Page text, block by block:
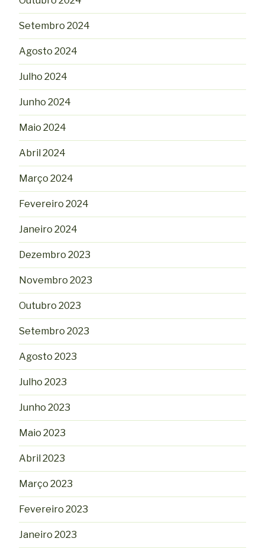
Setembro 2024
Agosto 2024
Julho 2024
Junho 2024
Maio 2024
Abril 2024
Março 2024
Fevereiro 2024
Janeiro 2024
Dezembro 2023
Novembro 2023
Outubro 2023
Setembro 2023
Agosto 2023
Julho 2023
Junho 2023
Maio 2023
Abril 2023
Março 2023
Fevereiro 2023
Janeiro 2023